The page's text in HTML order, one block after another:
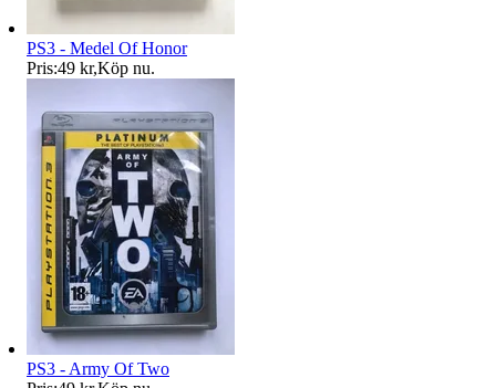
PS3 - Medel Of Honor
Pris:49 kr,Köp nu.
PS3 - Army Of Two